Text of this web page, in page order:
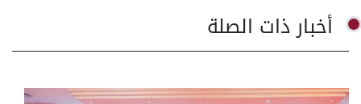
أخبار ذات الصلة